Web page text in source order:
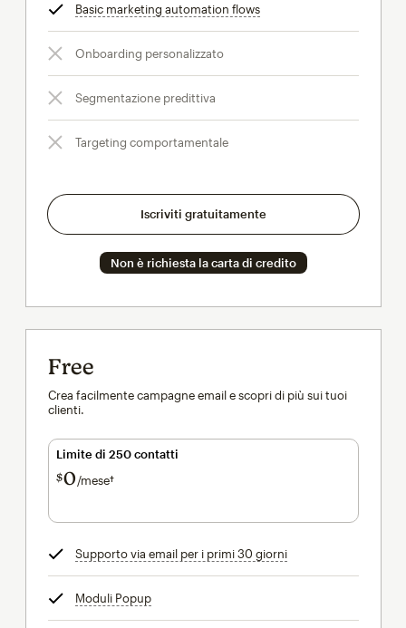
Basic marketing automation flowstooltip
Onboarding personalizzato
Segmentazione predittiva
Targeting comportamentale
Iscriviti gratuitamente
Non è richiesta la carta di credito
Free
Crea facilmente campagne email e scopri di più sui tuoi
clienti.
Limite di 250 contatti
$0 /mese†al mese†
Supporto via email per i primi 30 giornitooltip
Moduli Popuptooltip